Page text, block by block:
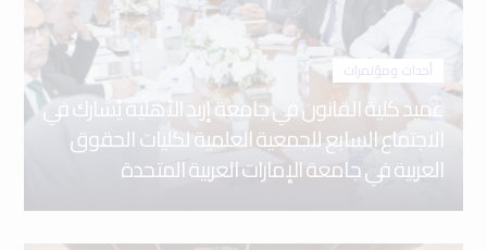
أحداث ومؤتمرات
عميد كلية القانون في جامعة إربد الأهلية يُشارك في
الاجتماع السابع للجمعية العلمية لكليات الحقوق
العربية في جامعة الإمارات العربية المتحدة